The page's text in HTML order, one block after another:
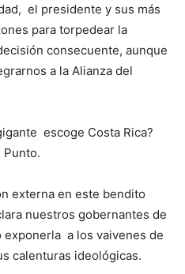
el presidente y sus más
para torpedear la
consecuente, aunque
a la Alianza del
escoge Costa Rica?
externa en este bendito
nuestros gobernantes de
a los vaivenes de
calenturas ideológicas.